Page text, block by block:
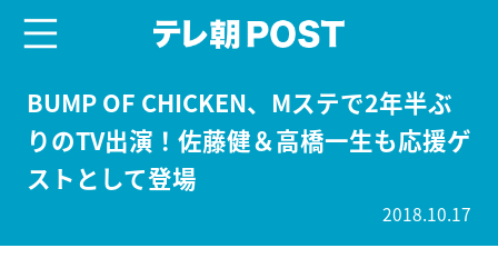
BUMP OF CHICKEN、Mステで2年半ぶ
りのTV出演！佐藤健＆高橋一生も応援ゲ
ストとして登場
2018.10.17